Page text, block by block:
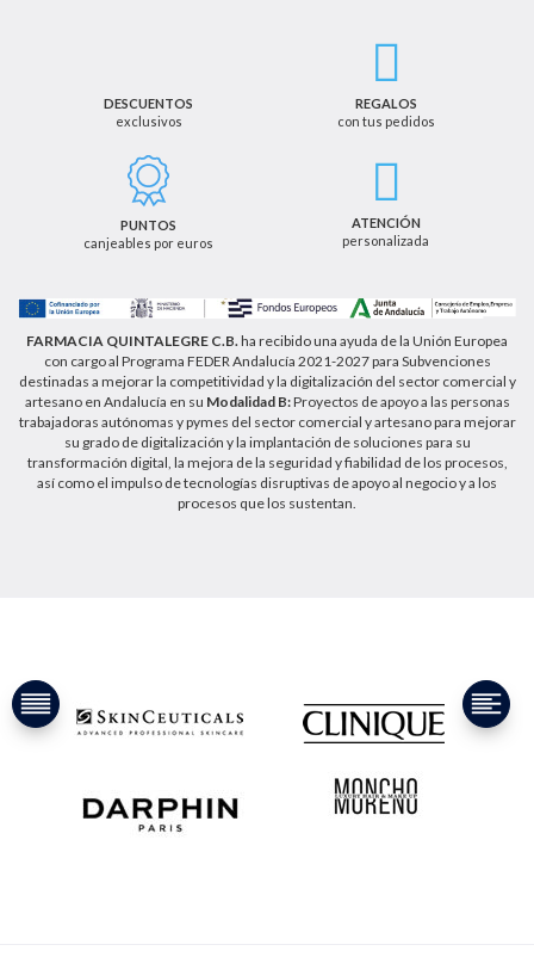
el tratamiento de sus datos personales se basará
que los datos recogidos no serán comunicados a
cancelación u oposición, así como los derechos
adicionales que le asisten a través de la dirección
de email info@farmaciaquintalegregranada.es, así
como a través de los medios detallados en la
información adicional sobre nuestra política de
privacidad que puede consultar en la dirección web
DESCUENTOS
exclusivos
REGALOS
con tus pedidos
PUNTOS
canjeables por euros
ATENCIÓN
personalizada
FARMACIA QUINTALEGRE C.B. ha recibido una ayuda de la Unión Europea
con cargo al Programa FEDER Andalucía 2021-2027 para Subvenciones
destinadas a mejorar la competitividad y la digitalización del sector comercial y
artesano en Andalucía en su Modalidad B:Proyectos de apoyo a las personas
trabajadoras autónomas y pymes del sector comercial y artesano para mejorar
su grado de digitalización y la implantación de soluciones para su
transformación digital, la mejora de la seguridad y fiabilidad de los procesos,
así como el impulso de tecnologías disruptivas de apoyo al negocio y a los
procesos que los sustentan.